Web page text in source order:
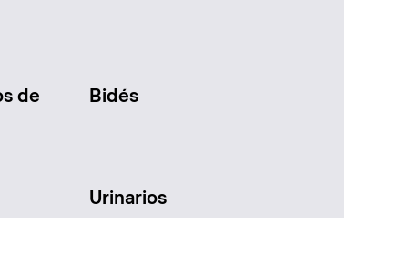
de Bidés
Urinarios